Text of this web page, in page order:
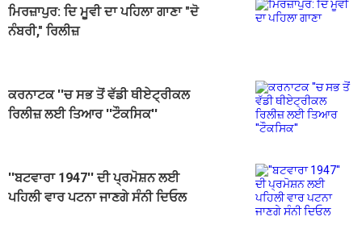
ਮਿਰਜ਼ਾਪੁਰ: ਦਿ ਮੂਵੀ ਦਾ ਪਹਿਲਾ ਗਾਣਾ "ਦੋ
ਨੰਬਰੀ," ਰਿਲੀਜ਼
ਕਰਨਾਟਕ ''ਚ ਸਭ ਤੋਂ ਵੱਡੀ ਥੀਏਟ੍ਰੀਕਲ
ਰਿਲੀਜ਼ ਲਈ ਤਿਆਰ ''ਟੌਕਸਿਕ''
''ਬਟਵਾਰਾ 1947'' ਦੀ ਪ੍ਰਮੋਸ਼ਨ ਲਈ
ਪਹਿਲੀ ਵਾਰ ਪਟਨਾ ਜਾਣਗੇ ਸੰਨੀ ਦਿਓਲ